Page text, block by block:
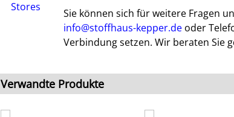
Sie können sich für weitere Fragen
info@stoffhaus-kepper.de oder
Verbindung setzen. Wir beraten Sie
Verwandte Produkte